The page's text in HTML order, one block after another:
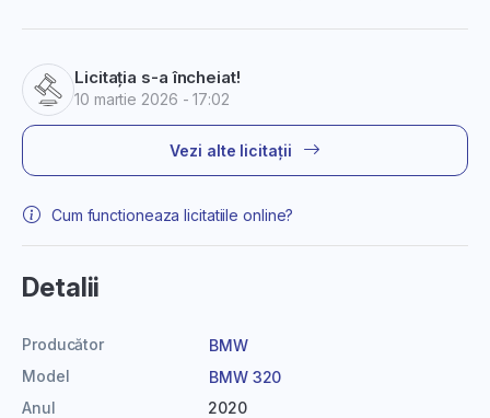
Licitația s-a încheiat!
10 martie 2026 - 17:02
Vezi alte licitații
Cum functioneaza licitatiile online?
Detalii
Producător
BMW
Model
BMW 320
Anul
2020